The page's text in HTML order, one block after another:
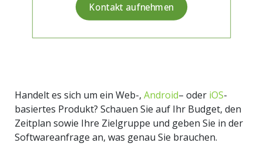
Kontakt aufnehmen
Handelt es sich um ein Web-, Android– oder iOS-
basiertes Produkt? Schauen Sie auf Ihr Budget, den
Zeitplan sowie Ihre Zielgruppe und geben Sie in der
Softwareanfrage an, was genau Sie brauchen.